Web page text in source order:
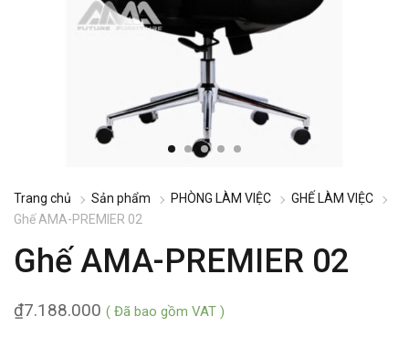
Trang chủ Sản phẩm PHÒNG LÀM VIỆC
GHẾ LÀM VIỆC
Ghế AMA-PREMIER 02
Ghế AMA-PREMIER 02
7.188.000
₫ ( Đã bao gồm VAT )